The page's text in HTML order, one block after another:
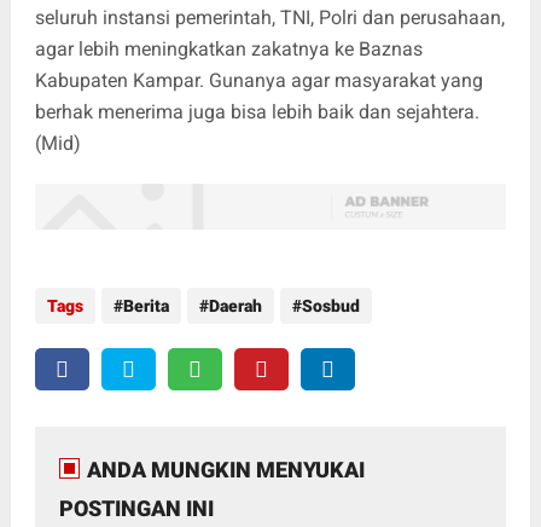
seluruh instansi pemerintah, TNI, Polri dan perusahaan,
agar lebih meningkatkan zakatnya ke Baznas
Kabupaten Kampar. Gunanya agar masyarakat yang
berhak menerima juga bisa lebih baik dan sejahtera.
(Mid)
Tags Berita Daerah Sosbud
ANDA MUNGKIN MENYUKAI
POSTINGAN INI